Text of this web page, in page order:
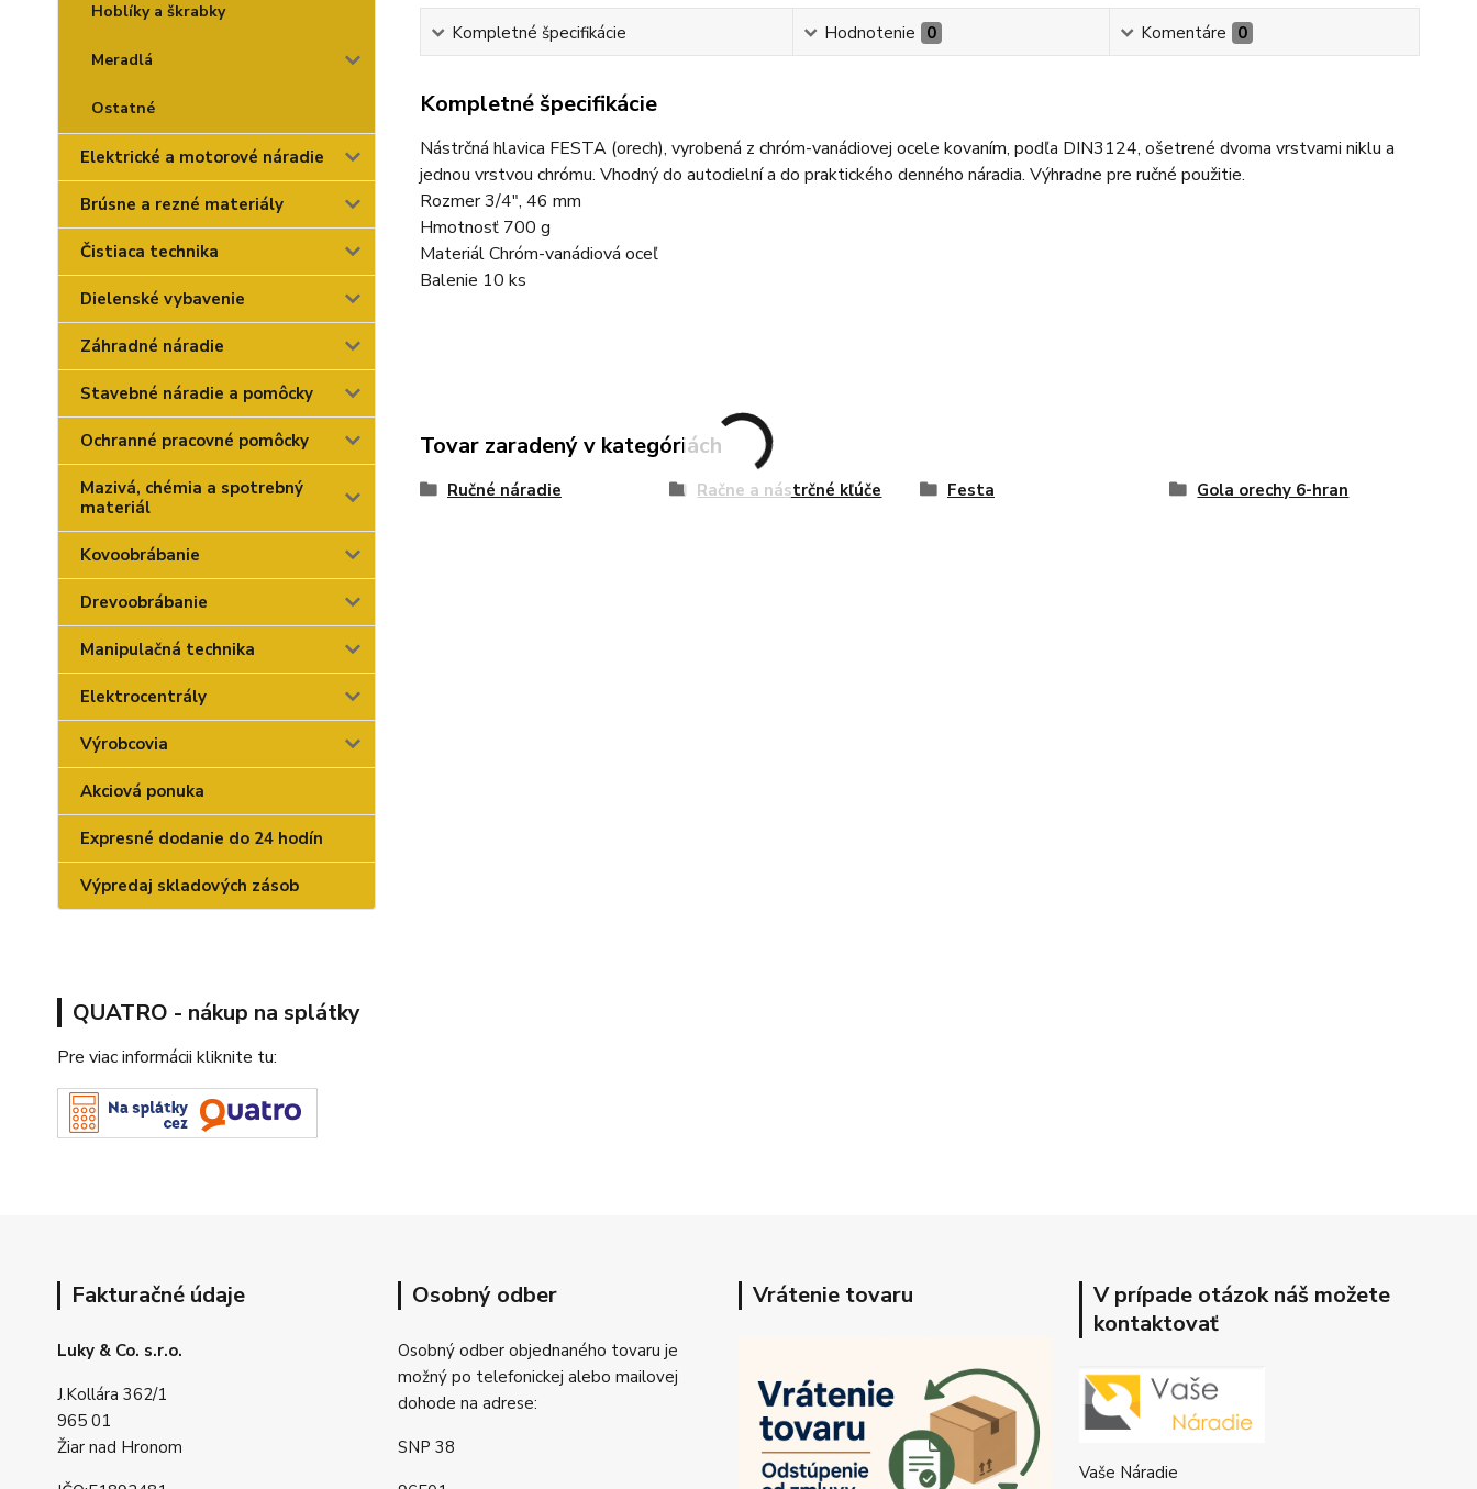
Hoblíky a škrabky
Meradlá
Ostatné
Elektrické a motorové náradie
Brúsne a rezné materiály
Čistiaca technika
Dielenské vybavenie
Záhradné náradie
Stavebné náradie a pomôcky
Ochranné pracovné pomôcky
Mazivá, chémia a spotrebný
materiál
Kovoobrábanie
Drevoobrábanie
Manipulačná technika
Elektrocentrály
Výrobcovia
Akciová ponuka
Expresné dodanie do 24 hodín
Výpredaj skladových zásob
QUATRO - nákup na splátky
Pre viac informácii kliknite tu:
Kompletné špecifikácie Hodnotenie 0 Komentáre 0
Kompletné špecifikácie
Nástrčná hlavica FESTA (orech), vyrobená z chróm-vanádiovej ocele kovaním, podľa DIN3124, ošetrené dvoma vrstvami niklu a
jednou vrstvou chrómu. Vhodný do autodielní a do praktického denného náradia. Výhradne pre ručné použitie.
Rozmer 3/4", 46 mm
Hmotnosť 700 g
Materiál Chróm-vanádiová oceľ
Balenie 10 ks
Tovar zaradený v kategóriách
Ručné náradie Račne a nástrčné kľúče Festa Gola orechy 6-hran
Fakturačné údaje
Luky & Co. s.r.o.
J.Kollára 362/1
965 01
Žiar nad Hronom
Osobný odber
Osobný odber objednaného tovaru je
možný po telefonickej alebo mailovej
dohode na adrese:
SNP 38
Vrátenie tovaru
V prípade otázok náš možete
kontaktovať
Vaše Náradie